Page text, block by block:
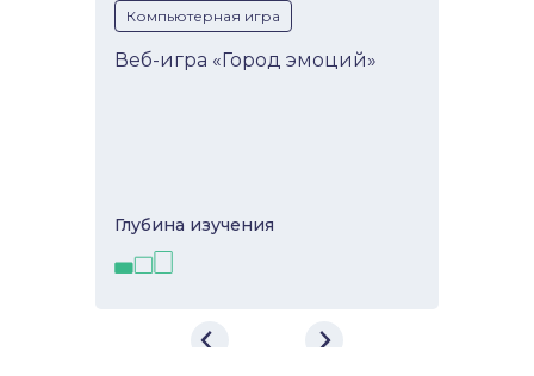
Компьютерная игра
Веб-игра «Город эмоций»
Глубина изучeния
Веб-игра «Город эмоций»